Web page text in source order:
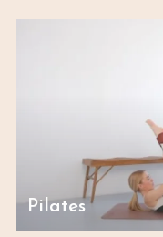
Pilates